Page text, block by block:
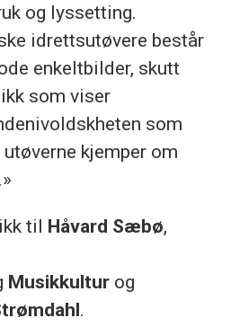
og lyssetting.
idrettsutøvere består
enkeltbilder, skutt
som viser
som
kjemper om
til Håvard Sæbø,
Musikkulturog
.